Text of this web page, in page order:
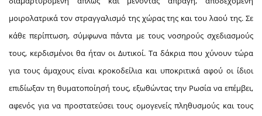
μοιρολατρικά τον στραγγαλισμό της χώρας της και του λαού της. Σε
κάθε περίπτωση, σύμφωνα πάντα με τους νοσηρούς σχεδιασμούς
τους, κερδισμένοι θα ήταν οι Δυτικοί. Τα δάκρια που χύνουν τώρα
για τους άμαχους είναι κροκοδείλια και υποκριτικά αφού οι ίδιοι
επιδίωξαν τη θυματοποίησή τους, εξωθώντας την Ρωσία να επέμβει,
αφενός για να προστατεύσει τους ομογενείς πληθυσμούς και τους